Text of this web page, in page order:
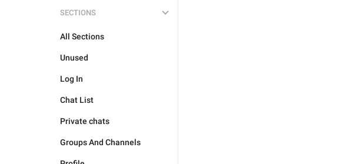
SECTIONS
All Sections
Unused
Log In
Chat List
Private chats
Groups And Channels